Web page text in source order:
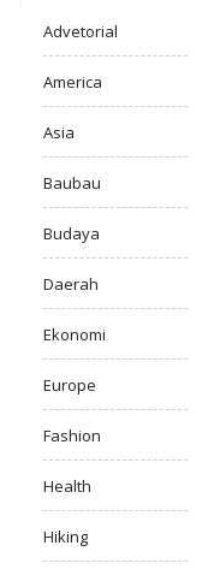
Advetorial
America
Asia
Baubau
Budaya
Daerah
Ekonomi
Europe
Fashion
Health
Hiking